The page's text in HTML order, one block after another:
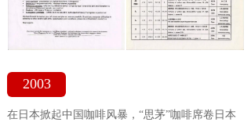
2003
在日本掀起中国咖啡风暴，“思茅”咖啡席卷日本